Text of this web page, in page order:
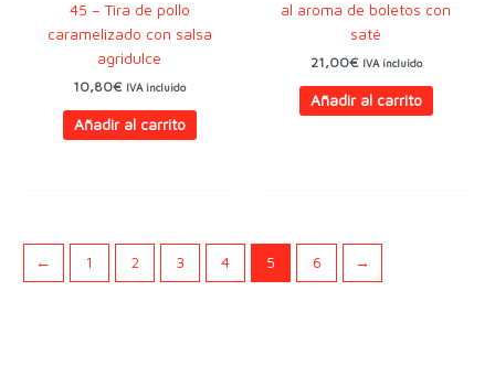
45 – Tira de pollo
caramelizado con salsa
agridulce
10,80€ IVA incluido
Añadir al carrito
al aroma de boletos con
saté
21,00€ IVA incluido
Añadir al carrito
← 1 2 3 4 5 6 →